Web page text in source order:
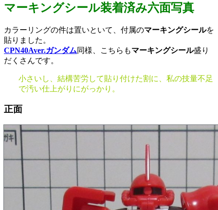
マーキングシール装着済み六面写真
カラーリングの件は置いといて、付属のマーキングシールを
貼りました。
CPN40Aver.ガンダム同様、こちらもマーキングシール盛り
だくさんです。
小さいし、結構苦労して貼り付けた割に、私の技量不足
で汚い仕上がりにがっかり。
正面